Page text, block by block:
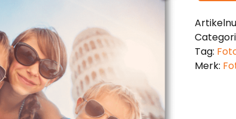
Tag:
Merk: